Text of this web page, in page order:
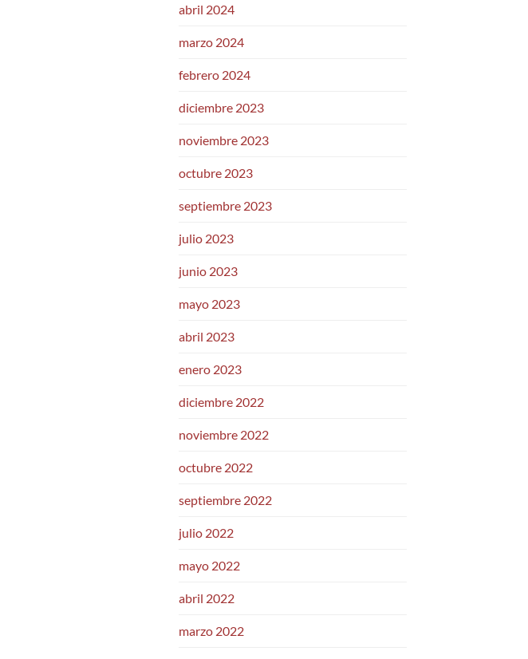
abril 2024
marzo 2024
febrero 2024
diciembre 2023
noviembre 2023
octubre 2023
septiembre 2023
julio 2023
junio 2023
mayo 2023
abril 2023
enero 2023
diciembre 2022
noviembre 2022
octubre 2022
septiembre 2022
julio 2022
mayo 2022
abril 2022
marzo 2022